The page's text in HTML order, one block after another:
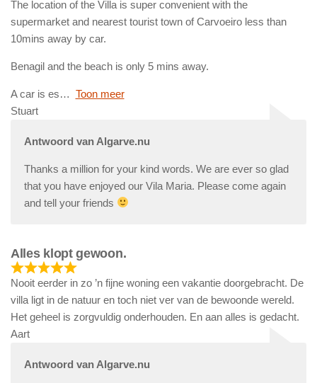
The location of the Villa is super convenient with the
supermarket and nearest tourist town of Carvoeiro less than
10mins away by car.
Benagil and the beach is only 5 mins away.
A car is es
Toon meer
Stuart
Antwoord van Algarve.nu
Thanks a million for your kind words. We are ever so glad
that you have enjoyed our Vila Maria. Please come again
and tell your friends
Alles klopt gewoon.
Nooit eerder in zo ’n fijne woning een vakantie doorgebracht. De
villa ligt in de natuur en toch niet ver van de bewoonde wereld.
Het geheel is zorgvuldig onderhouden. En aan alles is gedacht.
Aart
Antwoord van Algarve.nu